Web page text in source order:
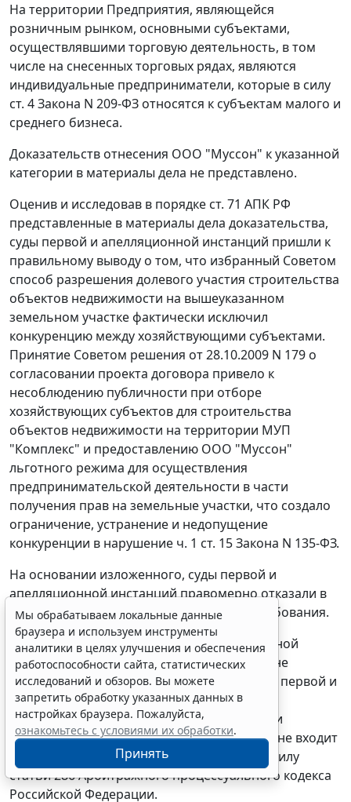
На территории Предприятия, являющейся
розничным рынком, основными субъектами,
осуществлявшими торговую деятельность, в том
числе на снесенных торговых рядах, являются
индивидуальные предприниматели, которые в силу
ст. 4Закона N 209-ФЗ относятся к субъектам малого и
среднего бизнеса.
Доказательств отнесения ООО "Муссон" к указанной
категории в материалы дела не представлено.
Оценив и исследовав в порядке ст. 71 АПК РФ
представленные в материалы дела доказательства,
суды первой и апелляционной инстанций пришли к
правильному выводу о том, что избранный Советом
способ разрешения долевого участия строительства
объектов недвижимости на вышеуказанном
земельном участке фактически исключил
конкуренцию между хозяйствующими субъектами.
Принятие Советом решения от 28.10.2009 N 179 о
согласовании проекта договора привело к
несоблюдению публичности при отборе
хозяйствующих субъектов для строительства
объектов недвижимости на территории МУП
"Комплекс" и предоставлению ООО "Муссон"
льготного режима для осуществления
предпринимательской деятельности в части
получения прав на земельные участки, что создало
ограничение, устранение и недопущение
конкуренции в нарушение ч. 1 ст. 15Закона N 135-ФЗ.
На основании изложенного, суды первой и
апелляционной инстанций правомерно отказали в
удовлетворении заявленного Советом требования.
Доводы, изложенные Советом в кассационной
жалобе, подлежат отклонению, поскольку не
опровергают правильность выводов судов первой и
апелляционной инстанций, а по существу
направлены на переоценку доказательств и
установленных обстоятельств по делу, что не входит
в полномочия кассационной инстанции в силу
статьи 286Арбитражного процессуального кодекса
Российской Федерации.
Мы обрабатываем локальные данные
браузера и используем инструменты
аналитики в целях улучшения и обеспечения
работоспособности сайта, статистических
исследований и обзоров. Вы можете
запретить обработку указанных данных в
настройках браузера. Пожалуйста,
ознакомьтесь с условиями их обработки.
Принять